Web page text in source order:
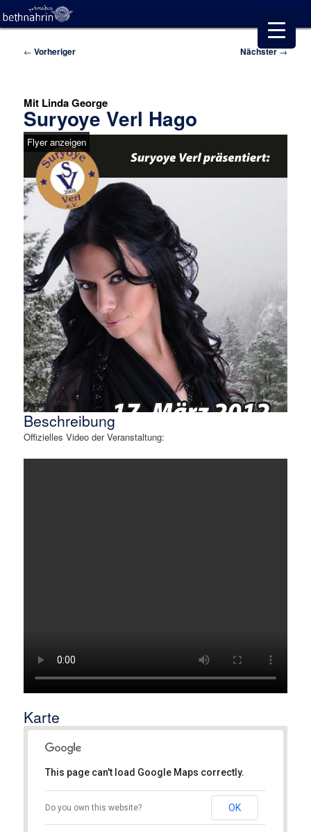
Beitragsnavigation
← Vorheriger Nächster→
Mit Linda George
Suryoye Verl Hago
Flyer anzeigen
Beschreibung
Offizielles Video der Veranstaltung:
Karte
Stadthalle Reethus
Details
This page can't load Google Maps correctly.
Do you own this website? OK